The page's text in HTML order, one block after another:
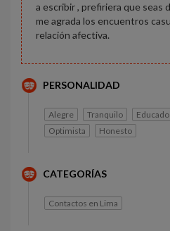
a escribir , prefiriera que seas
me agrada los encuentros
relación afectiva.
PERSONALIDAD
Alegre Tranquilo Educado
Optimista
Honesto
CATEGORÍAS
Contactos en Lima